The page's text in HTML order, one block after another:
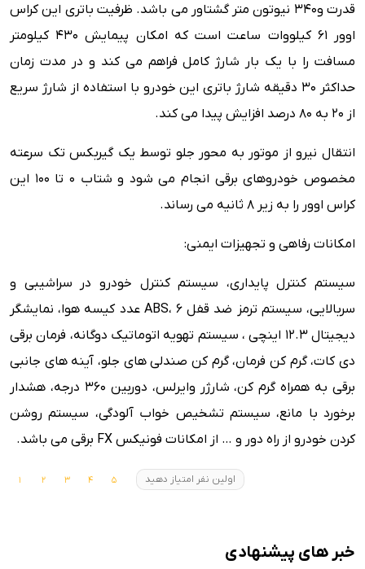
قدرت و340 نیوتون متر گشتاور می باشد. ظرفیت باتری این کراس
اوور 61 کیلووات ساعت است که امکان پیمایش 430 کیلومتر
مسافت را با یک بار شارژ کامل فراهم می کند و در مدت زمان
حداکثر 30 دقیقه شارژ باتری این خودرو با استفاده از شارژ سریع
از 20 به 80 درصد افزایش پیدا می کند.
انتقال نیرو از موتور به محور جلو توسط یک گیربکس تک سرعته
مخصوص خودروهای برقی انجام می شود و شتاب 0 تا 100 این
کراس اوور را به زیر 8 ثانیه می رساند.
امکانات رفاهی و تجهیزات ایمنی:
سیستم کنترل پایداری، سیستم کنترل خودرو در سراشیبی و
سربالایی، سیستم ترمز ضد قفل ABS، 6 عدد کیسه هوا، نمایشگر
دیجیتال 12.3 اینچی ، سیستم تهویه اتوماتیک دوگانه، فرمان برقی
دی کات، گرم کن فرمان، گرم کن صندلی های جلو، آینه های جانبی
برقی به همراه گرم کن، شارژر وایرلس، دوربین 360 درجه، هشدار
برخورد با مانع، سیستم تشخیص خواب آلودگی، سیستم روشن
کردن خودرو از راه دور و … از امکانات فونیکس FX برقی می باشد.
اولین نفر امتیاز دهید
خبر های پیشنهادی